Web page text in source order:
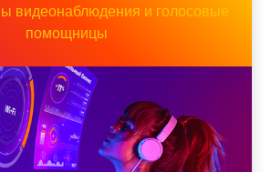
видеонаблюдения и голосовые
помощницы